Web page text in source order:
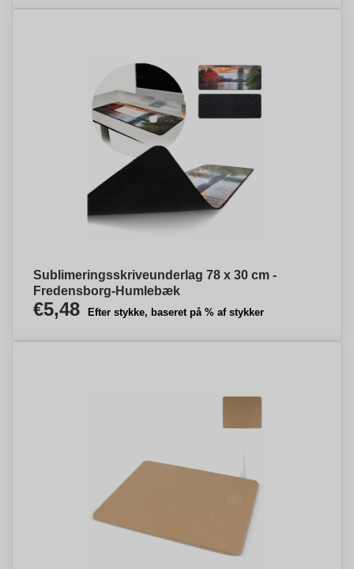
Sublimeringsskriveunderlag 78 x 30 cm -
Fredensborg-Humlebæk
€5,48 Efter stykke, baseret på % af stykker